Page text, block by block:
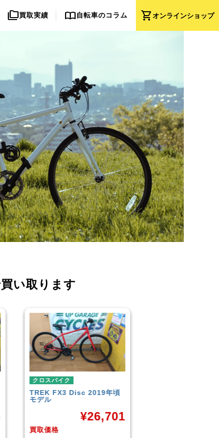
shopping_cartオンラインショップ
folder_copy買取実績 import_contacts自転車のコラム
い取ります
クロスバイク
イオンバイクモーメンタム
買取価格
¥6,043